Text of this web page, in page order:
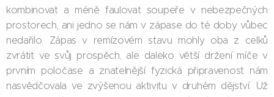
kombinovat a méně faulovat soupeře v nebezpečných
prostorech, ani jedno se nám v zápase do té doby vůbec
nedařilo. Zápas v remízovém stavu mohly oba z celků
zvrátit ve svůj prospěch, ale daleko větší držení míče v
prvním poločase a znatelnější fyzická připravenost nám
nasvědčovala ve zvýšenou aktivitu v druhém dějství. Už